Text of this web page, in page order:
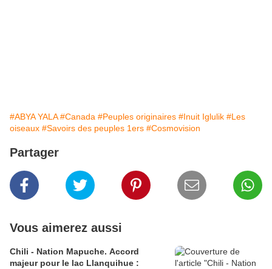
#ABYA YALA #Canada #Peuples originaires #Inuit Iglulik #Les
oiseaux #Savoirs des peuples 1ers #Cosmovision
Partager
Vous aimerez aussi
Chili - Nation Mapuche. Accord
majeur pour le lac Llanquihue :